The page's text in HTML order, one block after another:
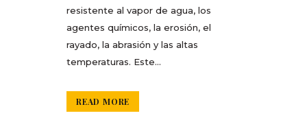
resistente al vapor de agua, los
agentes químicos, la erosión, el
rayado, la abrasión y las altas
temperaturas. Este...
READ MORE